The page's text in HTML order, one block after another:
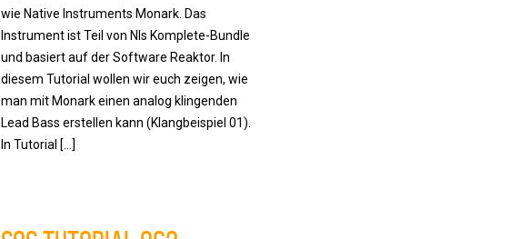
wie Native Instruments Monark. Das
Instrument ist Teil von NIs Komplete-Bundle
und basiert auf der Software Reaktor. In
diesem Tutorial wollen wir euch zeigen, wie
man mit Monark einen analog klingenden
Lead Bass erstellen kann (Klangbeispiel 01).
In Tutorial […]